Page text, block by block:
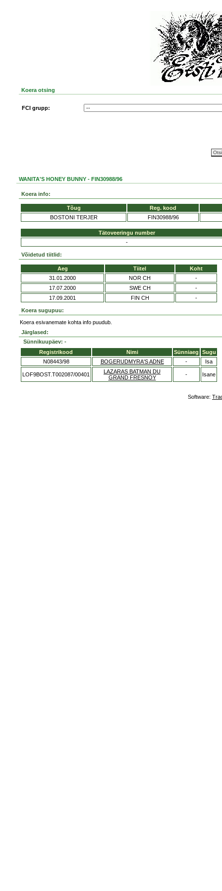
Koera otsing
FCI grupp:
WANITA'S HONEY BUNNY - FIN30988/96
Koera info:
Tõug
Reg. kood
BOSTONI TERJER
FIN30988/96
Tätoveeringu number
-
Võidetud tiitlid:
Aeg Tiitel
Koht
31.01.2000
NOR CH
-
17.07.2000
SWE CH
-
17.09.2001
FIN CH -
Koera sugupuu:
Koera esivanemate kohta info puudub.
Järglased:
Sünnikuupäev: -
Registrikood
Nimi Sünniaeg
Sugu
N08443/98
BOGERUDMYRA'S ADNE - Isa
LOF9BOST.T002087/00401
LAZARAS BATMAN DU
GRAND FRESNOY
- Isane
Software: